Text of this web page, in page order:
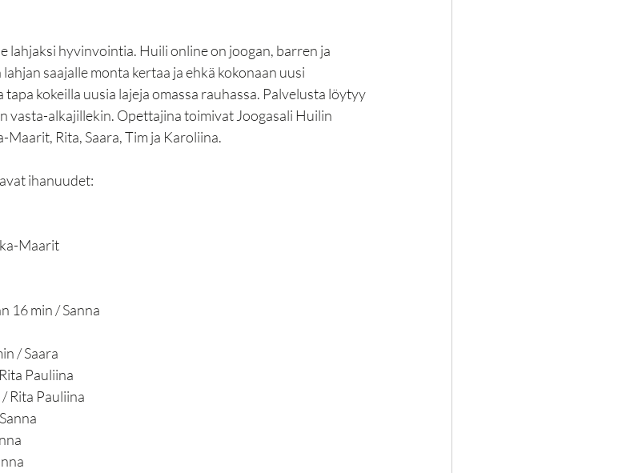
lahjaksi hyvinvointia. Huili online on joogan, barren ja
saajalle monta kertaa ja ehkä kokonaan uusi
kokeilla uusia lajeja omassa rauhassa. Palvelusta löytyy
vasta-alkajillekin. Opettajina toimivat Joogasali Huilin
Rita, Saara, Tim ja Karoliina.
ihanuudet:
Maarit
16 min / Sanna
/ Saara
Pauliina
Rita Pauliina